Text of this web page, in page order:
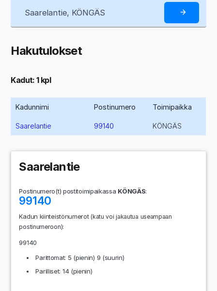
Hakutulokset
Kadut: 1 kpl
Kadunnimi Postinumero Toimipaikka
Saarelantie 99140 KÖNGÄS
Saarelantie
Postinumero(t) postitoimipaikassa KÖNGÄS:
99140
Kadun kiinteistönumerot(katu voi jakautua useampaan
postinumeroon):
99140
Parittomat: 5 (pienin) 9 (suurin)
Parilliset: 14 (pienin)